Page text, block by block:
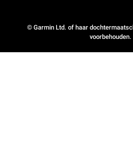
© Garmin Ltd. of haar
voorbehouden.